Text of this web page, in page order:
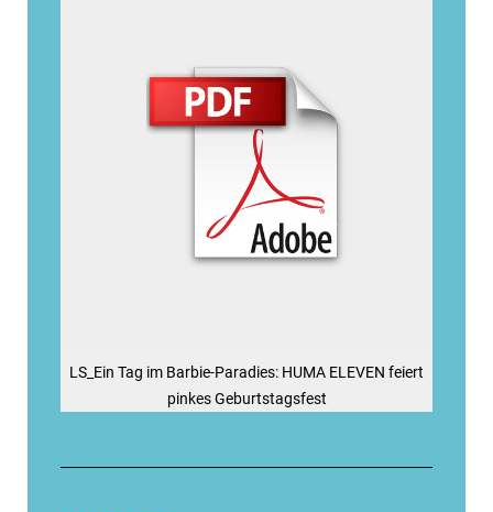
LS_Ein Tag im Barbie-Paradies: HUMA ELEVEN feiert
pinkes Geburtstagsfest